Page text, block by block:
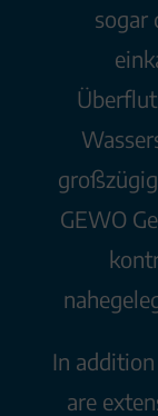
sogar
GEWO
In
are